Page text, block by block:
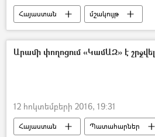
Հայաստան մշակույթ
Արամի փողոցում «ԿամԱԶ» է շրջվել
12 հոկտեմբերի 2016, 19:31
Հայաստան Պատահարներ